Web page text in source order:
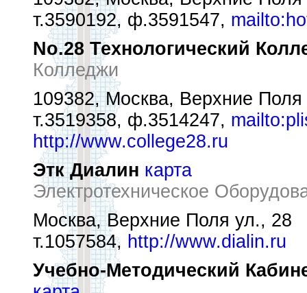
т.3590192, ф.3591547,
No.28 Технологический
Колледжи
109382, Москва, Верхние Поля
т.3519358, ф.3514247,
http://www.college28.ru
Этк Диалин карта
Электротехническое
Москва, Верхние Поля ул., 28
т.1057584, http://www.dialin.ru
Учебно-Методический